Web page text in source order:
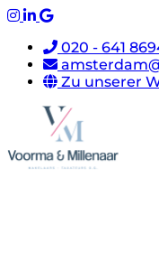
020 - 641
Zu unserer